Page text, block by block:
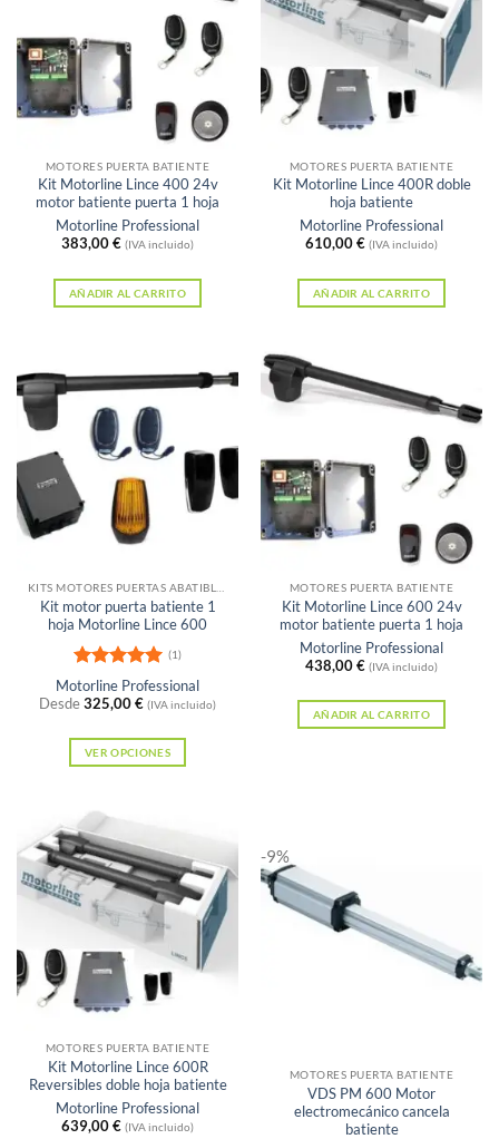
MOTORES PUERTA BATIENTE
Kit Motorline Lince 400 24v
motor batiente puerta 1 hoja
Motorline Professional
383,00€ (IVA incluido)
AÑADIR AL CARRITO
MOTORES PUERTA BATIENTE
Kit Motorline Lince 400R doble
hoja batiente
Motorline Professional
610,00€ (IVA incluido)
AÑADIR AL CARRITO
KITS MOTORES PUERTAS ABATIBLES
Kit motor puerta batiente 1
hoja Motorline Lince 600
Valorado
con5de 5
(1)
Motorline Professional
Desde325,00€ (IVA incluido)
VER OPCIONES
múltiples
variantes.
Las
opciones
pueden
en
la
página
de
MOTORES PUERTA BATIENTE
Kit Motorline Lince 600 24v
motor batiente puerta 1 hoja
Motorline Professional
438,00€ (IVA incluido)
AÑADIR AL CARRITO
MOTORES PUERTA BATIENTE
Kit Motorline Lince 600R
Reversibles doble hoja batiente
Motorline Professional
639,00€ (IVA incluido)
-9%
MOTORES PUERTA BATIENTE
VDS PM 600 Motor
electromecánico cancela
batiente